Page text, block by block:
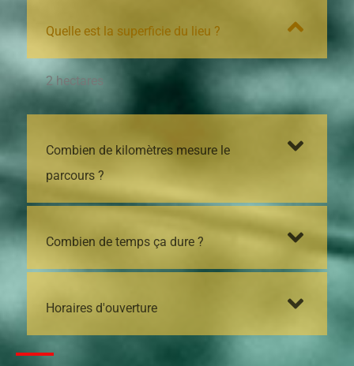
Quelle est la superficie du lieu ?
2 hectares
Combien de kilomètres mesure le
parcours ?
Combien de temps ça dure ?
Horaires d'ouverture